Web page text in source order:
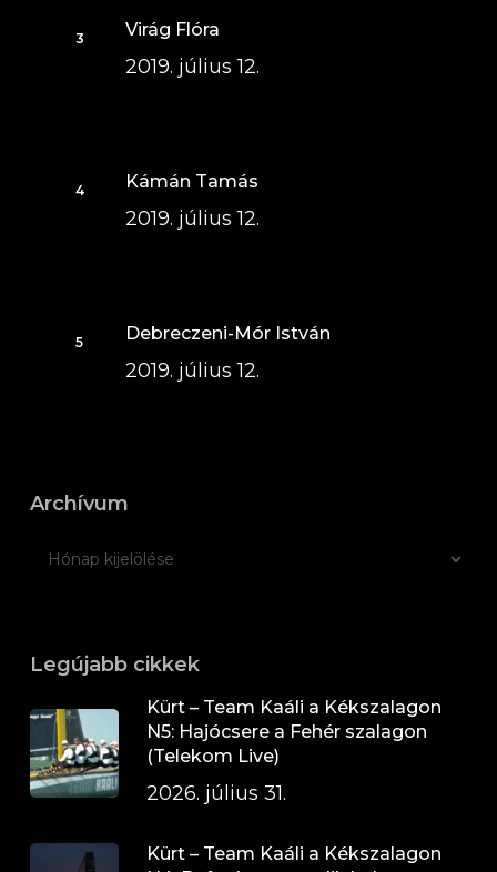
Virág Flóra
2019. július 12.
Kámán Tamás
2019. július 12.
Debreczeni-Mór István
2019. július 12.
Archívum
Legújabb cikkek
Kürt – Team Kaáli a Kékszalagon
N5: Hajócsere a Fehér szalagon
(Telekom Live)
2026. július 31.
Kürt – Team Kaáli a Kékszalagon